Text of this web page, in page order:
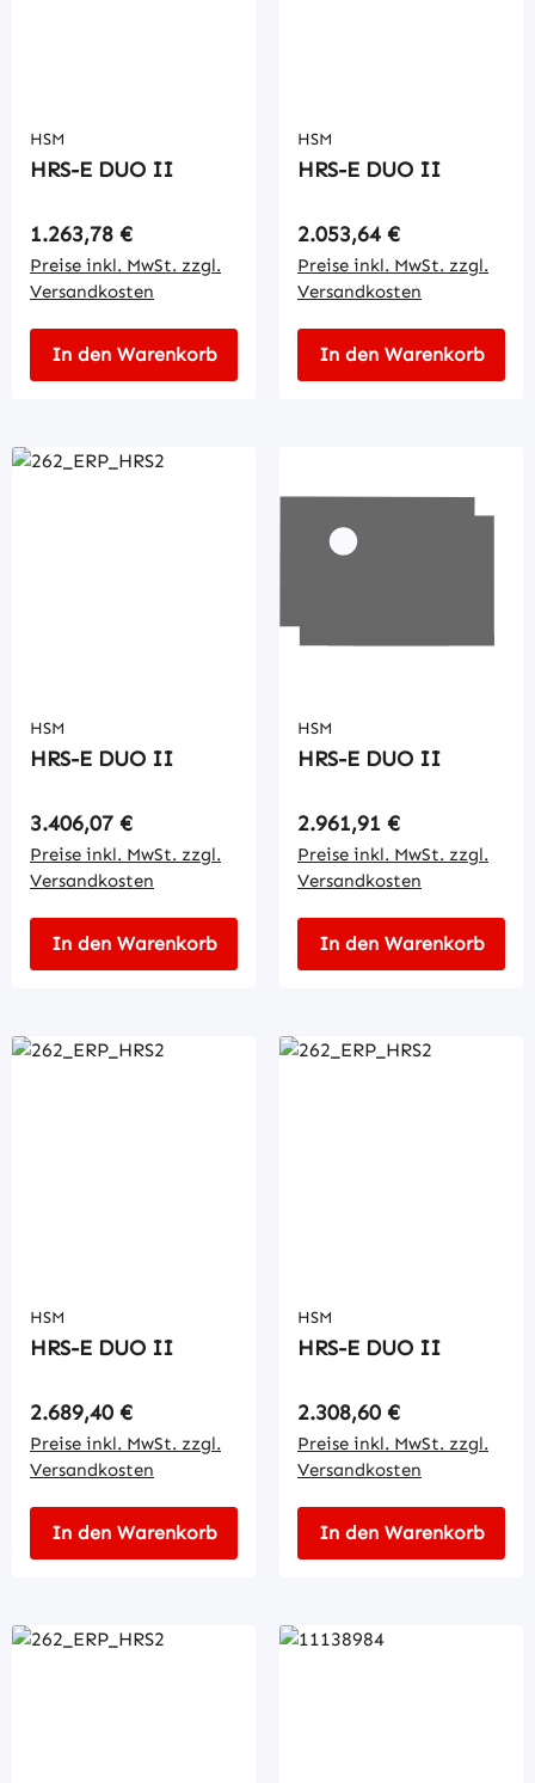
HSM
HRS-E DUO II
Regulärer Preis:
1.263,78 €
Preise inkl. MwSt. zzgl.
Versandkosten
In den Warenkorb
HSM
HRS-E DUO II
Regulärer Preis:
2.053,64 €
Preise inkl. MwSt. zzgl.
Versandkosten
In den Warenkorb
HSM
HRS-E DUO II
Regulärer Preis:
3.406,07 €
Preise inkl. MwSt. zzgl.
Versandkosten
In den Warenkorb
HSM
HRS-E DUO II
Regulärer Preis:
2.961,91 €
Preise inkl. MwSt. zzgl.
Versandkosten
In den Warenkorb
HSM
HRS-E DUO II
Regulärer Preis:
2.689,40 €
Preise inkl. MwSt. zzgl.
Versandkosten
In den Warenkorb
HSM
HRS-E DUO II
Regulärer Preis:
2.308,60 €
Preise inkl. MwSt. zzgl.
Versandkosten
In den Warenkorb